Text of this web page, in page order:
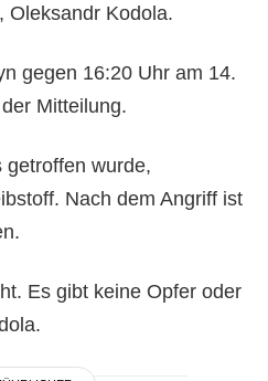
Oleksandr Kodola.
gegen 16:20 Uhr am 14.
Mitteilung.
getroffen wurde,
Nach dem Angriff ist
Es gibt keine Opfer oder